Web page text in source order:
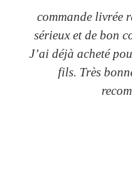
commande livrée
sérieux et de bon
J’ai déjà acheté
fils. Très